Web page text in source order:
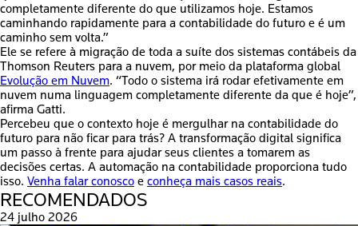
completamente diferente do que utilizamos hoje. Estamos
caminhando rapidamente para a contabilidade do futuro e é um
caminho sem volta.”
Ele se refere à migração de toda a suíte dos sistemas contábeis da
Thomson Reuters para a nuvem, por meio da plataforma global
Evolução em Nuvem. “Todo o sistema irá rodar efetivamente em
nuvem numa linguagem completamente diferente da que é hoje”,
afirma Gatti.
Percebeu que o contexto hoje é mergulhar na contabilidade do
futuro para não ficar para trás? A transformação digital significa
um passo à frente para ajudar seus clientes a tomarem as
decisões certas. A automação na contabilidade proporciona tudo
isso. Venha falar conosco e conheça mais casos reais.
RECOMENDADOS
24 julho 2026